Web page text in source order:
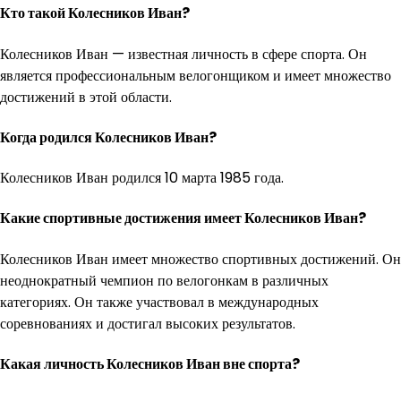
Кто такой Колесников Иван?
Колесников Иван — известная личность в сфере спорта. Он
является профессиональным велогонщиком и имеет множество
достижений в этой области.
Когда родился Колесников Иван?
Колесников Иван родился 10 марта 1985 года.
Какие спортивные достижения имеет Колесников Иван?
Колесников Иван имеет множество спортивных достижений. Он
неоднократный чемпион по велогонкам в различных
категориях. Он также участвовал в международных
соревнованиях и достигал высоких результатов.
Какая личность Колесников Иван вне спорта?